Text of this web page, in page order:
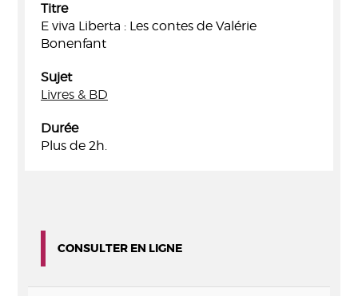
Titre
E viva Liberta : Les contes de Valérie
Bonenfant
Sujet
Livres & BD
Durée
Plus de 2h.
CONSULTER EN LIGNE